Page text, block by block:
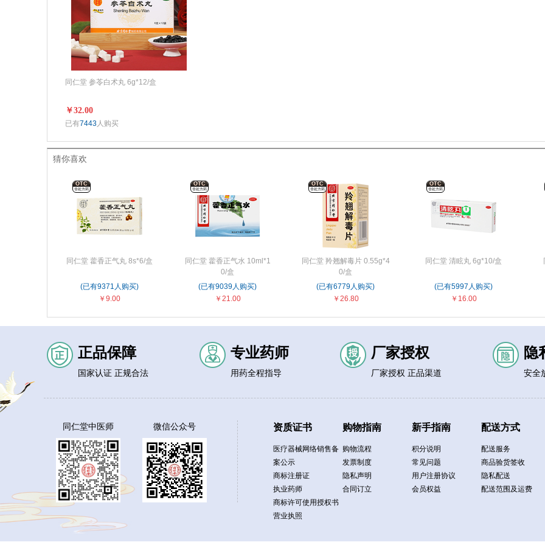
同仁堂 参苓白术丸 6g*12/盒
￥32.00
已有7443人购买
猜你喜欢
OTC
非处方药
同仁堂 藿香正气丸 8s*6/盒
(已有9371人购买)
￥9.00
OTC
非处方药
同仁堂 藿香正气水 10ml*1
0/盒
(已有9039人购买)
￥21.00
OTC
非处方药
同仁堂 羚翘解毒片 0.55g*4
0/盒
(已有6779人购买)
￥26.80
OTC
非处方药
同仁堂 清眩丸 6g*10/盒
(已有5997人购买)
￥16.00
正品保障
国家认证 正规合法
专业药师
用药全程指导
厂家授权
厂家授权 正品渠道
隐
安全
同仁堂中医师 微信公众号 资质证书
医疗器械网络销售备
案公示
商标注册证
执业药师
商标许可使用授权书
营业执照
购物指南
购物流程
发票制度
隐私声明
合同订立
新手指南
积分说明
常见问题
用户注册协议
会员权益
配送方式
配送服务
商品验货签收
隐私配送
配送范围及运费